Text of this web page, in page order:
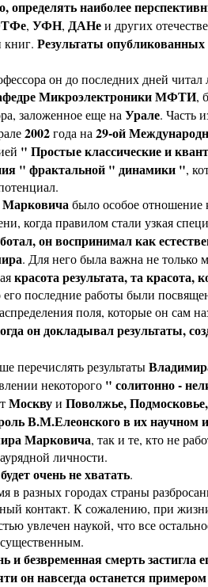
определять наиболее
, УФН, ДАНеи других
книг. Результаты
он до последних дней
Микроэлектроники МФТИ,
заложенное еще на Урале. Часть
2002года на 29-ой
" Простые классические и
" фрактальной " динамики ",
было особое отношение
когда правилом стали узкая
он воспринимал как
. Для него была важна не только
красота результата, та
его последние работы были
поля, которые он сам
он докладывал результаты,
результаты
некоторого " солитонно -
Москвуи Поволжье,
В.М.Елеонского в их научном
Марковича, так и те, кто не
личности.
очень не хватать.
в разных городах страны
контакт. К сожалению, при
увлечен наукой, что все
и безвременная смерть
он навсегда останется